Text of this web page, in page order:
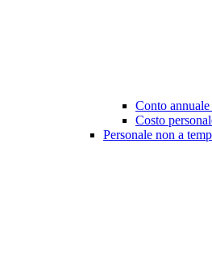
Conto
Costo
Personale non a